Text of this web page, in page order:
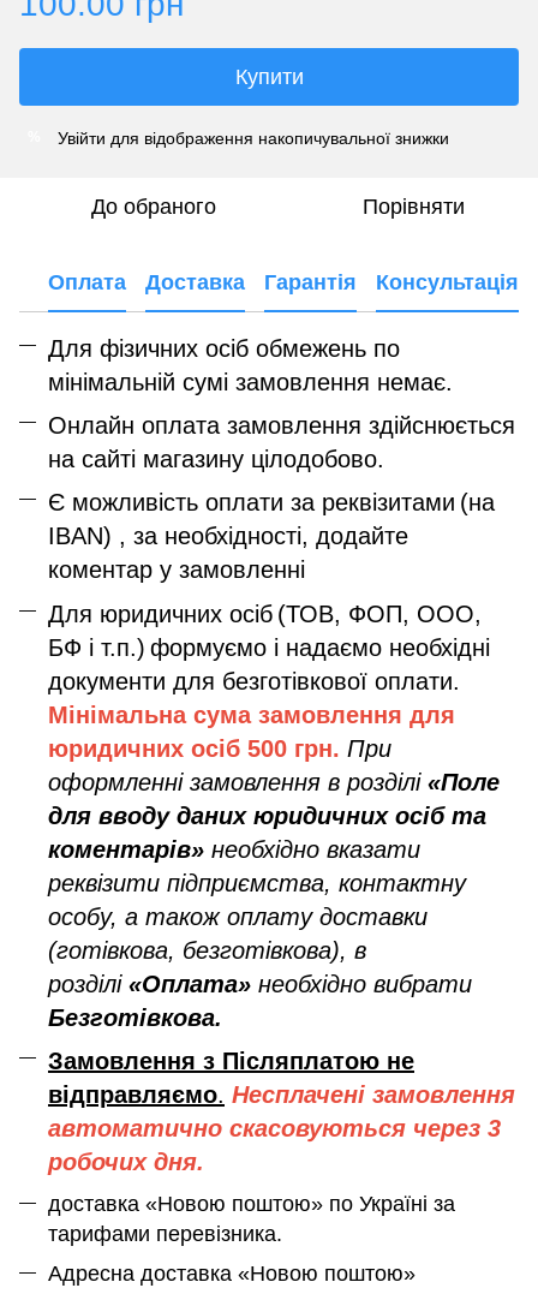
Купити
Увійти для відображення накопичувальної знижки
До обраного Порівняти
Оплата Доставка Гарантія Консультація
Для фізичних осіб обмежень по
мінімальній сумі замовлення немає.
Онлайн оплата замовлення здійснюється
на сайті магазину цілодобово.
Є можливість оплати за реквізитами (на
IBAN) , за необхідності, додайте
коментар у замовленні
Для юридичних осіб (ТОВ, ФОП, ООО,
БФ і т.п.) формуємо і надаємо необхідні
документи для безготівкової оплати.
Мінімальна сума замовлення для
юридичних осіб 500 грн. При
оформленні замовлення в розділі «Поле
для вводу даних юридичних осіб та
коментарів» необхідно вказати
реквізити підприємства, контактну
особу, а також оплату доставки
(готівкова, безготівкова), в
розділі «Оплата» необхідно вибрати
Безготівкова.
Замовлення з Післяплатою не
відправляємо. Несплачені замовлення
автоматично скасовуються через 3
робочих дня.
доставка «Новою поштою» по Україні за
тарифами перевізника.
Адресна доставка «Новою поштою»